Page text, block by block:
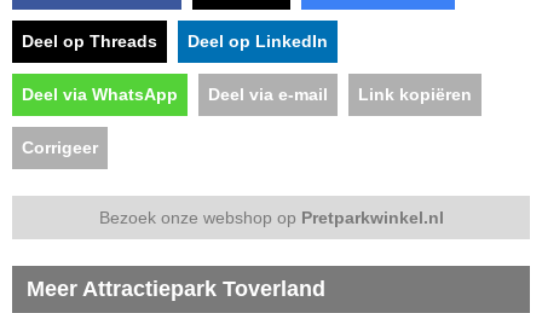
Deel op Threads Deel op LinkedIn
Deel via WhatsApp Deel via e-mail Link kopiëren
Corrigeer
Bezoek onze webshop op Pretparkwinkel.nl
Meer Attractiepark Toverland